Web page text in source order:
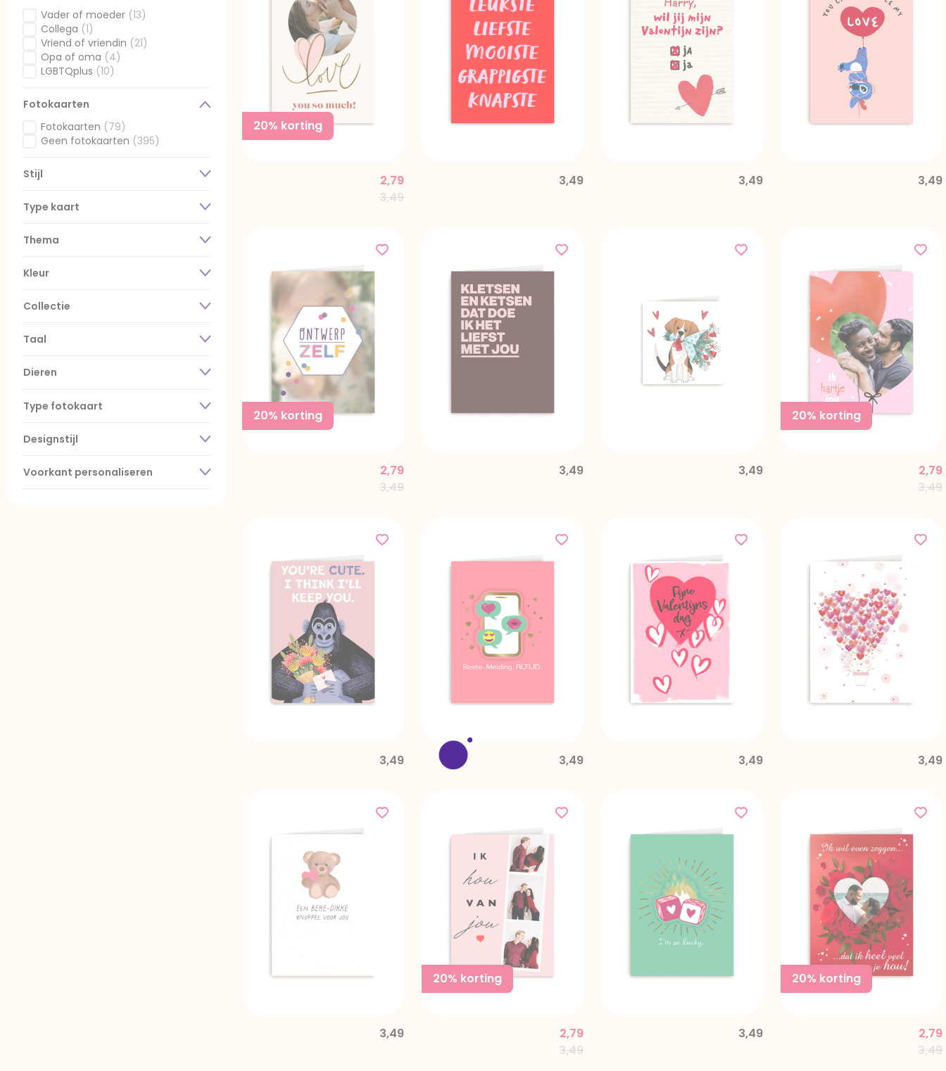
Vader of moeder (13)
Gefilterd op Specifieke Ontvanger: Vader of moeder
Collega (1)
Gefilterd op Specifieke Ontvanger: Collega
Vriend of vriendin (21)
Gefilterd op Specifieke Ontvanger: Vriend of vriendin
Opa of oma (4)
Gefilterd op Specifieke Ontvanger: Opa of oma
LGBTQplus (10)
Fotokaarten
Fotokaarten (79)
Gefilterd op Fotokaarten: Fotokaarten
Geen fotokaarten (395)
Stijl
Type kaart
Thema
Kleur
Collectie
Taal
Dieren
Type fotokaart
Designstijl
Voorkant personaliseren
20% korting
Price reduced from
3,49to
2,79 3,49 3,49 3,49
20% korting
Price reduced from
3,49to
2,79 3,49 3,49
20% korting
3,49
2,79
3,49 3,49 3,49 3,49
3,49
20% korting
Price reduced from
3,49to
2,79 3,49
20% korting
3,49
2,79